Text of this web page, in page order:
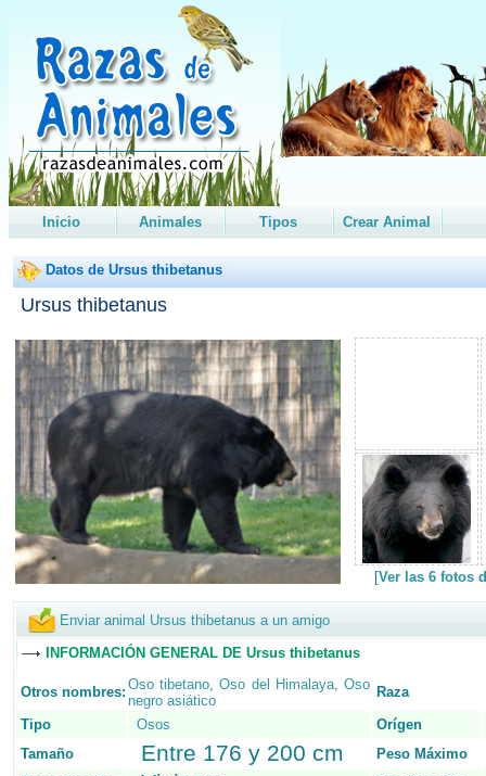
Inicio Animales Tipos Crear Animal
Datos de Ursus thibetanus
Ursus thibetanus
[Ver las 6 fotos
Enviar animal Ursus thibetanus a un amigo
INFORMACIÓN GENERAL DE Ursus thibetanus
Otros nombres: Oso tibetano,Oso del Himalaya,Oso
negro asiático
Raza
Tipo
Osos
Orígen
Tamaño
Entre 176 y 200 cm Peso Máximo